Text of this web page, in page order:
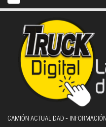
CAMIÓN ACTUALIDAD -